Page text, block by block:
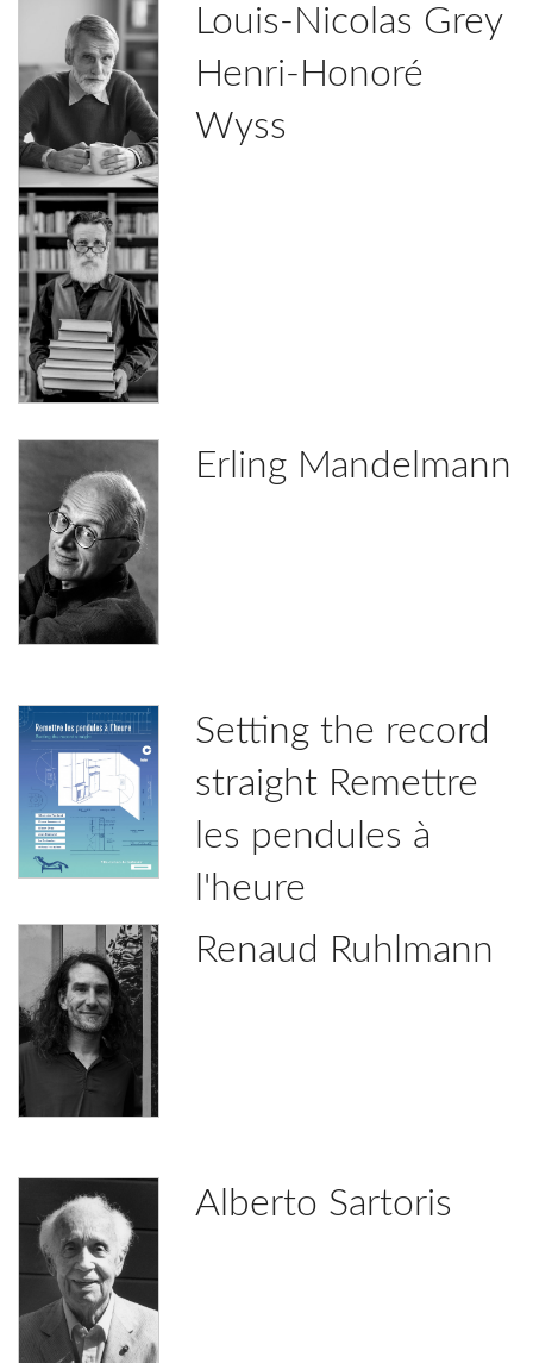
Louis-Nicolas Grey
Henri-Honoré
Wyss
Erling Mandelmann
Setting the record
straight Remettre
les pendules à
l'heure
Renaud Ruhlmann
Alberto Sartoris